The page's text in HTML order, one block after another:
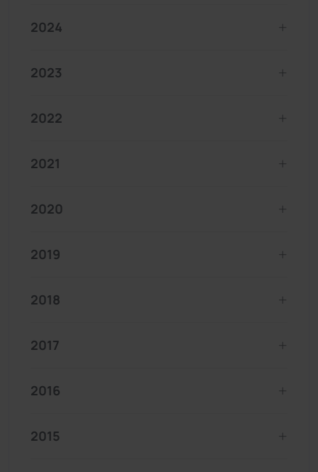
2024
2023
2022
2021
2020
2019
2018
2017
2016
2015